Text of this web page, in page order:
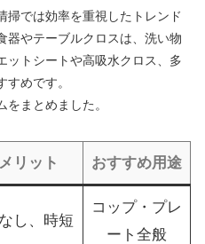
掃では効率を重視したトレンド
器やテーブルクロスは、洗い物
ットシートや高吸水クロス、多
めです。
まとめました。
リット おすすめ用途
し、時短
コップ・プレ
ート全般